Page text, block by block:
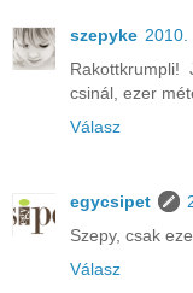
szepyke 2010.
csinál, ezer
Válasz
egycsipet
Szepy, csak
Válasz